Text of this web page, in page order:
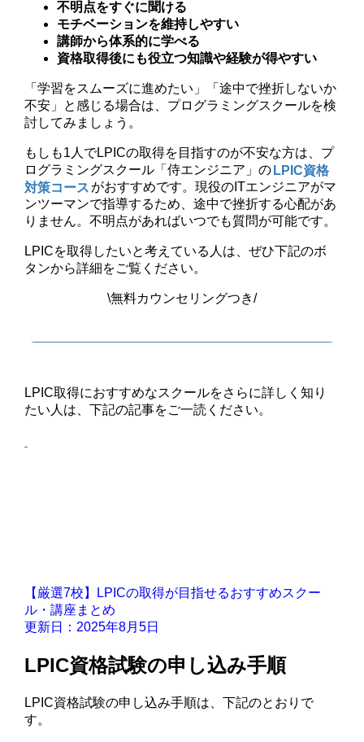
不明点をすぐに聞ける
モチベーションを維持しやすい
講師から体系的に学べる
資格取得後にも役立つ知識や経験が得やすい
「学習をスムーズに進めたい」「途中で挫折しないか
不安」と感じる場合は、プログラミングスクールを検
討してみましょう。
もしも1人でLPICの取得を目指すのが不安な方は、プ
ログラミングスクール「侍エンジニア」のLPIC資格
対策コース がおすすめです。現役のITエンジニアがマ
ンツーマンで指導するため、途中で挫折する心配があ
りません。不明点があればいつでも質問が可能です。
LPICを取得したいと考えている人は、ぜひ下記のボ
タンから詳細をご覧ください。
\無料カウンセリングつき/
LPIC取得におすすめなスクールをさらに詳しく知り
たい人は、下記の記事をご一読ください。
【厳選7校】LPICの取得が目指せるおすすめスクー
ル・講座まとめ
更新日：2025年8月5日
LPIC資格試験の申し込み手順
LPIC資格試験の申し込み手順は、下記のとおりで
す。